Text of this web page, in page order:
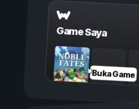
Game Saya
Buka Game